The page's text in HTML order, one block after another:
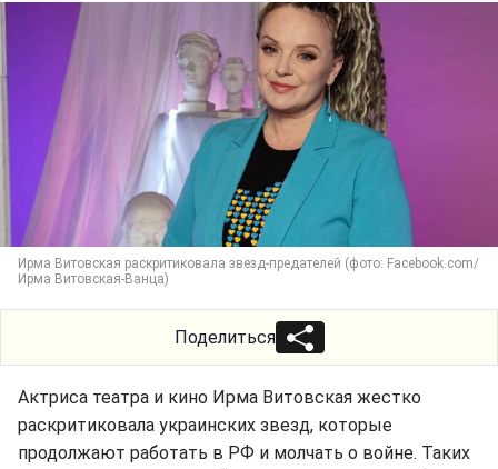
Ирма Витовская раскритиковала звезд-предателей (фото: Facebook.com/
Ирма Витовская-Ванца)
Поделиться
Актриса театра и кино Ирма Витовская жестко
раскритиковала украинских звезд, которые
продолжают работать в РФ и молчать о войне. Таких